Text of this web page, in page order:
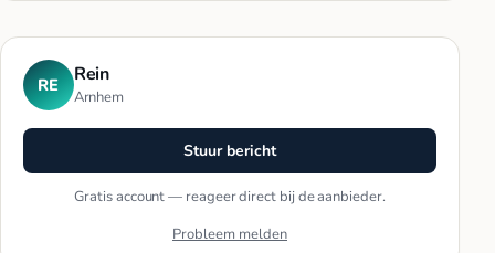
RE Rein
Arnhem
Stuur bericht
Gratis account — reageer direct bij de aanbieder.
Probleem melden